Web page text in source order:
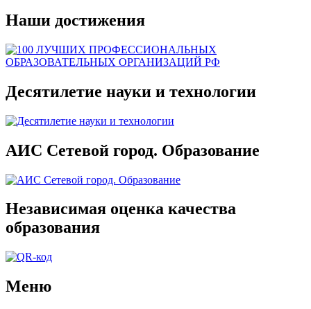
Наши достижения
Десятилетие науки и технологии
АИС Сетевой город. Образование
Независимая оценка качества
образования
Меню